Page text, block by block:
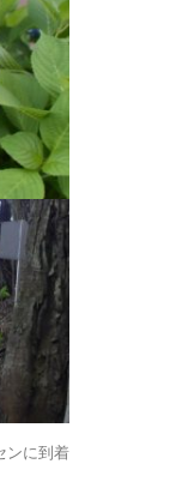
ンに到着